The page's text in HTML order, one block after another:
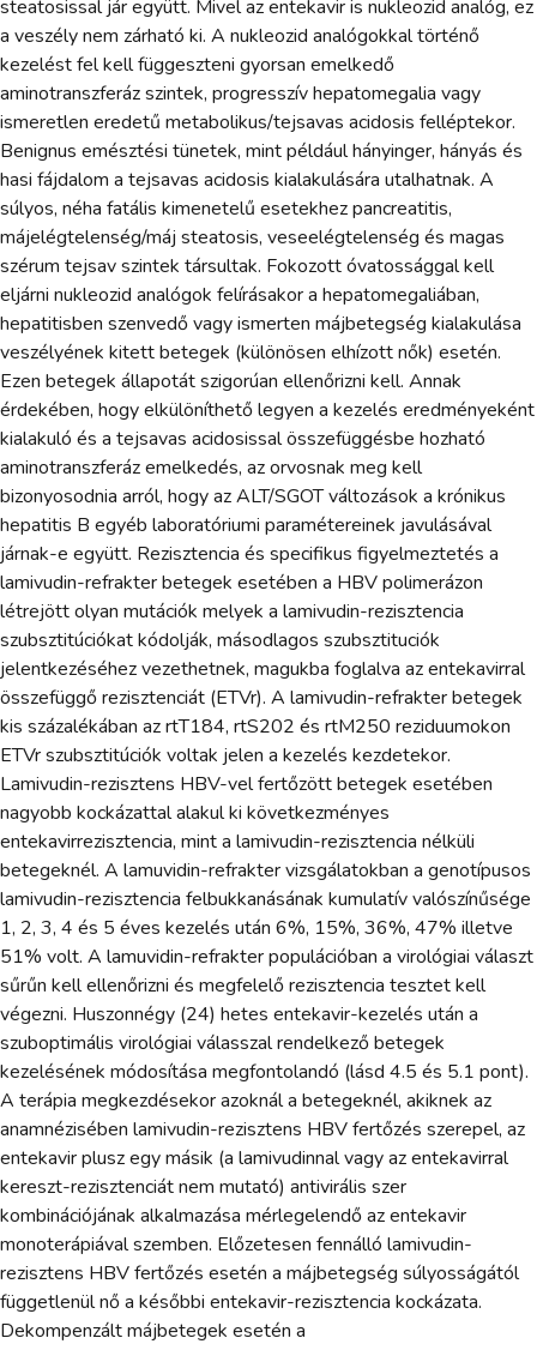
steatosissal jár együtt. Mivel az entekavir is nukleozid analóg, ez
a veszély nem zárható ki. A nukleozid analógokkal történő
kezelést fel kell függeszteni gyorsan emelkedő
aminotranszferáz szintek, progresszív hepatomegalia vagy
ismeretlen eredetű metabolikus/tejsavas acidosis felléptekor.
Benignus emésztési tünetek, mint például hányinger, hányás és
hasi fájdalom a tejsavas acidosis kialakulására utalhatnak. A
súlyos, néha fatális kimenetelű esetekhez pancreatitis,
májelégtelenség/máj steatosis, veseelégtelenség és magas
szérum tejsav szintek társultak. Fokozott óvatossággal kell
eljárni nukleozid analógok felírásakor a hepatomegaliában,
hepatitisben szenvedő vagy ismerten májbetegség kialakulása
veszélyének kitett betegek (különösen elhízott nők) esetén.
Ezen betegek állapotát szigorúan ellenőrizni kell. Annak
érdekében, hogy elkülöníthető legyen a kezelés eredményeként
kialakuló és a tejsavas acidosissal összefüggésbe hozható
aminotranszferáz emelkedés, az orvosnak meg kell
bizonyosodnia arról, hogy az ALT/SGOT változások a krónikus
hepatitis B egyéb laboratóriumi paramétereinek javulásával
járnak-e együtt. Rezisztencia és specifikus figyelmeztetés a
lamivudin-refrakter betegek esetében a HBV polimerázon
létrejött olyan mutációk melyek a lamivudin-rezisztencia
szubsztitúciókat kódolják, másodlagos szubsztituciók
jelentkezéséhez vezethetnek, magukba foglalva az entekavirral
összefüggő rezisztenciát (ETVr). A lamivudin-refrakter betegek
kis százalékában az rtT184, rtS202 és rtM250 reziduumokon
ETVr szubsztitúciók voltak jelen a kezelés kezdetekor.
Lamivudin-rezisztens HBV-vel fertőzött betegek esetében
nagyobb kockázattal alakul ki következményes
entekavirrezisztencia, mint a lamivudin-rezisztencia nélküli
betegeknél. A lamuvidin-refrakter vizsgálatokban a genotípusos
lamivudin-rezisztencia felbukkanásának kumulatív valószínűsége
1, 2, 3, 4 és 5 éves kezelés után 6%, 15%, 36%, 47% illetve
51% volt. A lamuvidin-refrakter populációban a virológiai választ
sűrűn kell ellenőrizni és megfelelő rezisztencia tesztet kell
végezni. Huszonnégy (24) hetes entekavir-kezelés után a
szuboptimális virológiai válasszal rendelkező betegek
kezelésének módosítása megfontolandó (lásd 4.5 és 5.1 pont).
A terápia megkezdésekor azoknál a betegeknél, akiknek az
anamnézisében lamivudin-rezisztens HBV fertőzés szerepel, az
entekavir plusz egy másik (a lamivudinnal vagy az entekavirral
kereszt-rezisztenciát nem mutató) antivirális szer
kombinációjának alkalmazása mérlegelendő az entekavir
monoterápiával szemben. Előzetesen fennálló lamivudin-
rezisztens HBV fertőzés esetén a májbetegség súlyosságától
függetlenül nő a későbbi entekavir-rezisztencia kockázata.
Dekompenzált májbetegek esetén a